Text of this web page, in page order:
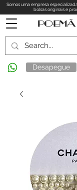
Somos uma empresa
bolsas originais e
Desapegue